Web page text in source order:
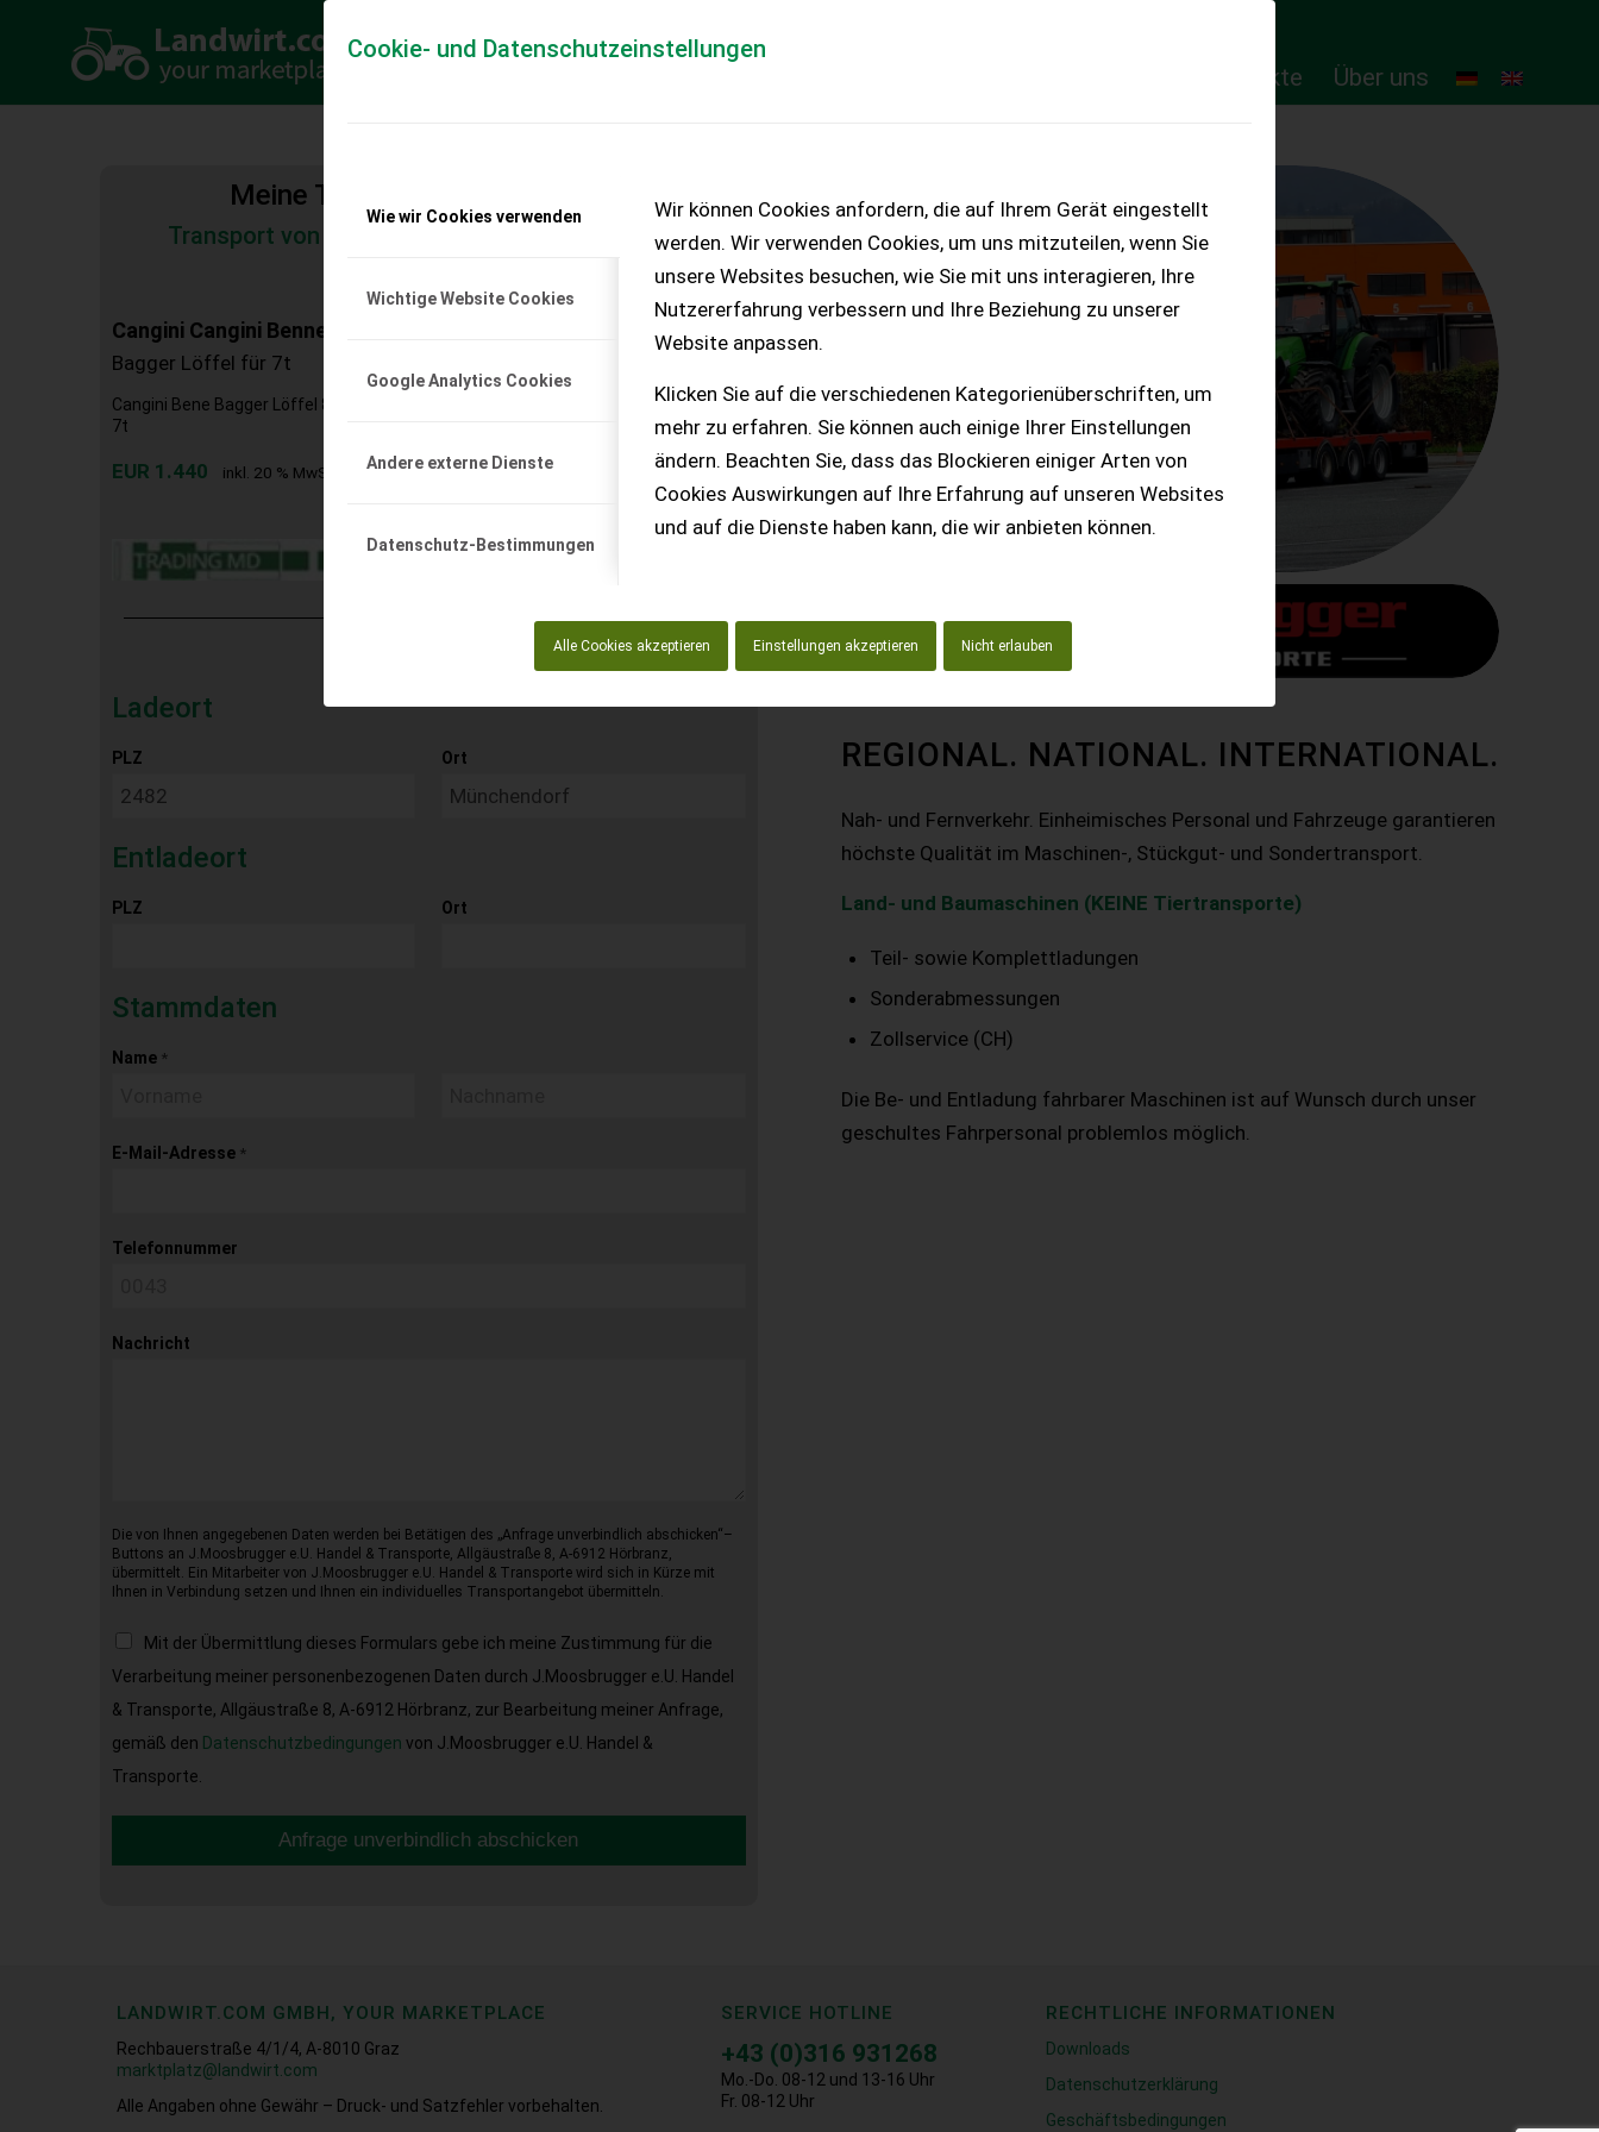
Cookie- und Datenschutzeinstellungen
Wie wir Cookies verwenden
Wichtige Website Cookies
Google Analytics Cookies
Andere externe Dienste
Datenschutz-Bestimmungen
Wir können Cookies anfordern, die auf Ihrem Gerät eingestellt
werden. Wir verwenden Cookies, um uns mitzuteilen, wenn Sie
unsere Websites besuchen, wie Sie mit uns interagieren, Ihre
Nutzererfahrung verbessern und Ihre Beziehung zu unserer
Website anpassen.
Klicken Sie auf die verschiedenen Kategorienüberschriften, um
mehr zu erfahren. Sie können auch einige Ihrer Einstellungen
ändern. Beachten Sie, dass das Blockieren einiger Arten von
Cookies Auswirkungen auf Ihre Erfahrung auf unseren Websites
und auf die Dienste haben kann, die wir anbieten können.
Alle Cookies akzeptieren Einstellungen akzeptieren Nicht erlauben
Online-Produkte Über uns
Meine Transportkostenanfrage
Transport von Land- und Baumaschinen – KEINE
Cangini Cangini Benne SC 62 L 800cm Capsula
Bagger Löffel für 7t
Cangini Bene Bagger Löffel 800cm Aufnahme Passend auf Martin M10 Für Bagger
7t
EUR 1.440 inkl. 20 % MwSt.
Ladeort
PLZ Ort
Entladeort
PLZ Ort
Stammdaten
Name *
E-Mail-Adresse *
Telefonnummer
Nachricht
Die von Ihnen angegebenen Daten werden bei Betätigen des „Anfrage unverbindlich abschicken“–
Buttons an J.Moosbrugger e.U. Handel & Transporte, Allgäustraße 8, A-6912 Hörbranz,
übermittelt. Ein Mitarbeiter von J.Moosbrugger e.U. Handel & Transporte wird sich in Kürze mit
Ihnen in Verbindung setzen und Ihnen ein individuelles Transportangebot übermitteln.
Mit der Übermittlung dieses Formulars gebe ich meine Zustimmung für die
Verarbeitung meiner personenbezogenen Daten durch J.Moosbrugger e.U. Handel
& Transporte, Allgäustraße 8, A-6912 Hörbranz, zur Bearbeitung meiner Anfrage,
gemäß den Datenschutzbedingungen von J.Moosbrugger e.U. Handel &
Transporte.
Anfrage unverbindlich abschicken
REGIONAL. NATIONAL. INTERNATIONAL.
Nah- und Fernverkehr. Einheimisches Personal und Fahrzeuge garantieren
höchste Qualität im Maschinen-, Stückgut- und Sondertransport.
Land- und Baumaschinen (KEINE Tiertransporte)
Teil- sowie Komplettladungen
Sonderabmessungen
Zollservice (CH)
Die Be- und Entladung fahrbarer Maschinen ist auf Wunsch durch unser
geschultes Fahrpersonal problemlos möglich.
LANDWIRT.COM GMBH, YOUR MARKETPLACE
Rechbauerstraße 4/1/4, A-8010 Graz
marktplatz@landwirt.com
Alle Angaben ohne Gewähr – Druck- und Satzfehler vorbehalten.
SERVICE HOTLINE
+43 (0)316 931268
Mo.-Do. 08-12 und 13-16 Uhr
Fr. 08-12 Uhr
RECHTLICHE INFORMATIONEN
Downloads
Datenschutzerklärung
Geschäftsbedingungen